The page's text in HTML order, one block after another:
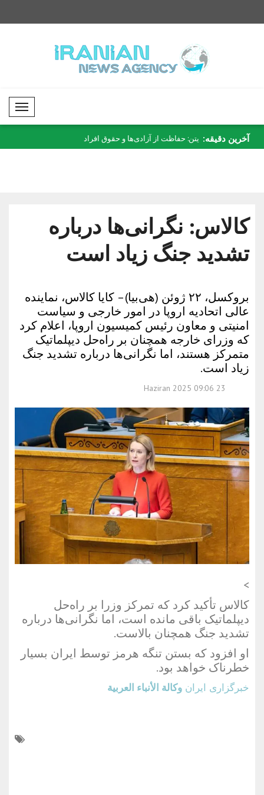
Mobil Menü
آخرین دقیقه: یتن: حفاظت از آزادی‌ها و حقوق افراد در جمهوری
کالاس: نگرانی‌ها درباره
تشدید جنگ زیاد است
بروکسل، ۲۲ ژوئن (هی‌بیا) – کایا کالاس، نماینده
عالی اتحادیه اروپا در امور خارجی و سیاست
امنیتی و معاون رئیس کمیسیون اروپا، اعلام کرد
که وزرای خارجه همچنان بر راه‌حل دیپلماتیک
متمرکز هستند، اما نگرانی‌ها درباره تشدید جنگ
زیاد است.
23 Haziran 2025 09:06
>
کالاس تأکید کرد که تمرکز وزرا بر راه‌حل
دیپلماتیک باقی مانده است، اما نگرانی‌ها درباره
تشدید جنگ همچنان بالاست.
او افزود که بستن تنگه هرمز توسط ایران بسیار
خطرناک خواهد بود.
خبرگزاری ایران وكالة الأنباء العربية